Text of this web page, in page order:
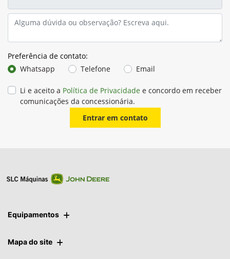
Preferência de contato:
Li e aceito aPolítica de Privacidade
comunicações da concessionária.
Mapa do site
Política de privacidade